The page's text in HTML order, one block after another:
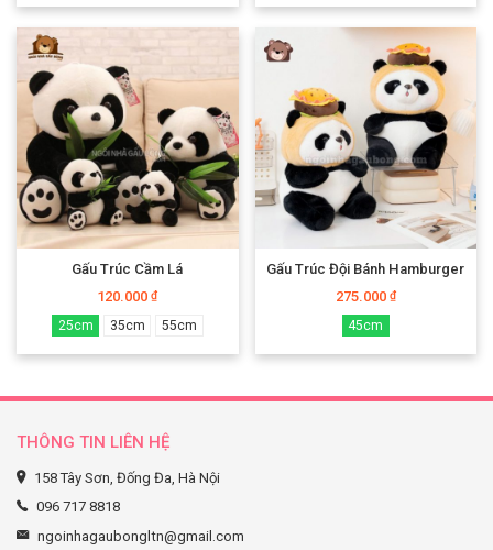
Gấu Trúc Cầm Lá
120.000₫
25cm 35cm 55cm
Gấu Trúc Đội Bánh Hamburger
275.000 ₫
45cm
THÔNG TIN LIÊN HỆ
158 Tây Sơn, Đống Đa, Hà Nội
096 717 8818
ngoinhagaubongltn@gmail.com